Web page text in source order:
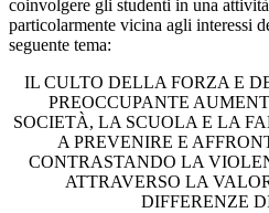
coinvolgere gli studenti in una
particolarmente vicina agli interessi
seguente tema:
IL CULTO DELLA FORZA E
PREOCCUPANTE
SOCIETÀ, LA SCUOLA E LA
A PREVENIRE E
CONTRASTANDO LA
ATTRAVERSO LA
DIFFERENZE